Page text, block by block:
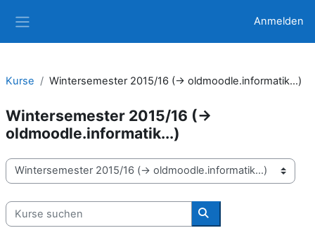
Anmelden
Kurse Wintersemester 2015/16 (-> oldmoodle.informatik...)
Wintersemester 2015/16 (->
oldmoodle.informatik...)
Kursbereiche
Kurse suchen
Kurse suchen